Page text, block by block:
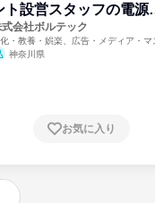
ト設営スタッフの電源
会社ボルテック
・教養・娯楽、広告・メディア・マ
電力・ガス・水道・エネルギー
神奈川県
お気に入り